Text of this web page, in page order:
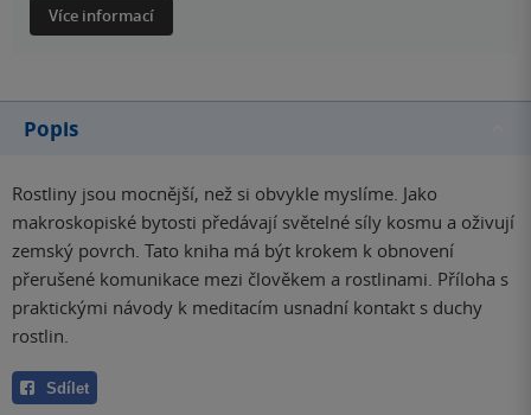
Více informací
Popis
Rostliny jsou mocnější, než si obvykle myslíme. Jako
makroskopiské bytosti předávají světelné síly kosmu a oživují
zemský povrch. Tato kniha má být krokem k obnovení
přerušené komunikace mezi člověkem a rostlinami. Příloha s
praktickými návody k meditacím usnadní kontakt s duchy
rostlin.
Sdílet